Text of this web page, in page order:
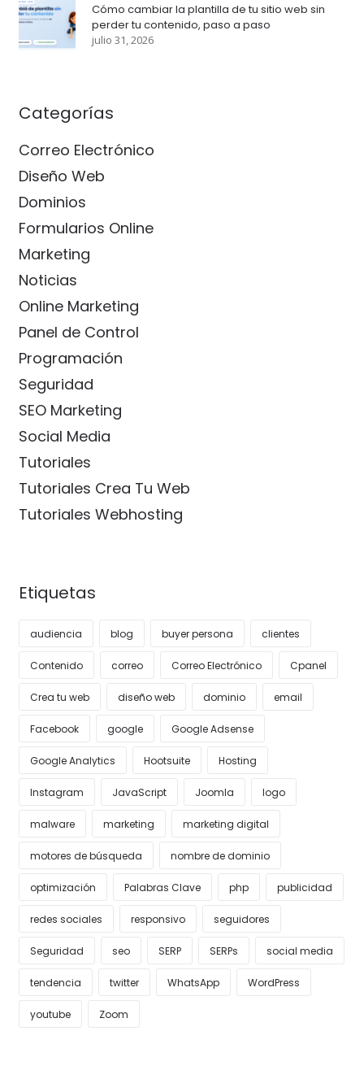
Cómo cambiar la plantilla de tu sitio web sin
perder tu contenido, paso a paso
julio 31, 2026
Categorías
Correo Electrónico
Diseño Web
Dominios
Formularios Online
Marketing
Noticias
Online Marketing
Panel de Control
Programación
Seguridad
SEO Marketing
Social Media
Tutoriales
Tutoriales Crea Tu Web
Tutoriales Webhosting
Etiquetas
audiencia blog buyer persona clientes
Contenido correo Correo Electrónico Cpanel
Crea tu web diseño web dominio email
Facebook google Google Adsense
Google Analytics Hootsuite Hosting
Instagram JavaScript Joomla logo
malware marketing marketing digital
motores de búsqueda nombre de dominio
optimización Palabras Clave php publicidad
redes sociales responsivo seguidores
Seguridad seo SERP SERPs social media
tendencia twitter WhatsApp WordPress
youtube Zoom